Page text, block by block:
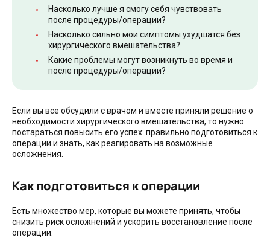
Насколько лучше я смогу себя чувствовать
после процедуры/операции?
Насколько сильно мои симптомы ухудшатся без
хирургического вмешательства?
Какие проблемы могут возникнуть во время и
после процедуры/операции?
Если вы все обсудили с врачом и вместе приняли решение о
необходимости хирургического вмешательства, то нужно
постараться повысить его успех: правильно подготовиться к
операции и знать, как реагировать на возможные
осложнения.
Как подготовиться к операции
Есть множество мер, которые вы можете принять, чтобы
снизить риск осложнений и ускорить восстановление после
операции: